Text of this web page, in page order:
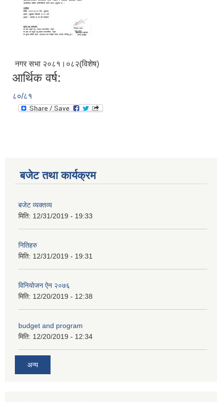
नगर सभा २०८१।०८२(विशेष)
आर्थिक वर्ष:
८०/८१
बजेट तथा कार्यक्रम
बजेट व्यक्तव्य
मिति: 12/31/2019 - 19:33
नितिहरु
मिति: 12/31/2019 - 19:31
विनियोजन ऐन २०७६
मिति: 12/20/2019 - 12:38
budget and program
मिति: 12/20/2019 - 12:34
अन्य